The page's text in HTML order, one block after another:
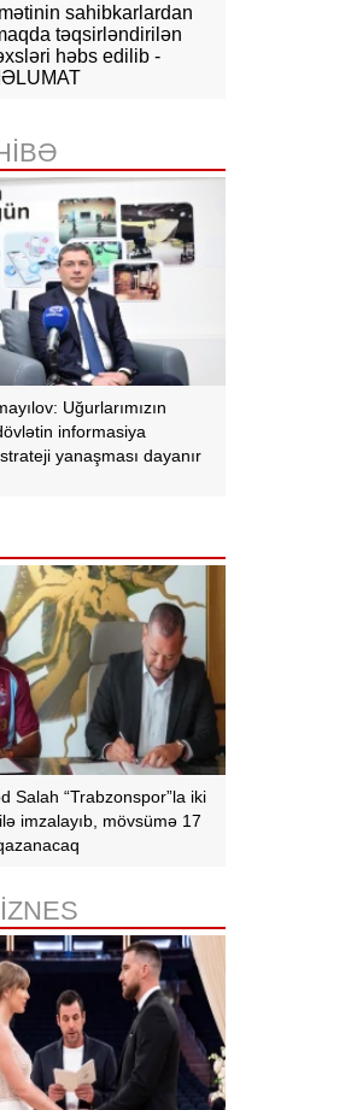
Azərbaycan
ixracını
planlaşdırır
evliliklə bağlı 14
11-nin qarşısı alınıb
sahibkarlardan
təqsirləndirilən
həbs edilib -
Uğurlarımızın
informasiya
yanaşması dayanır
Salah “Trabzonspor”la iki
imzalayıb, mövsümə 17